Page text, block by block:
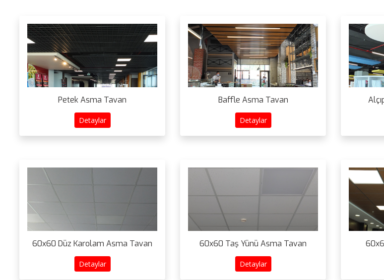
Petek Asma Tavan
Detaylar
Baffle Asma Tavan
Detaylar
60x60 Düz Karolam Asma Tavan
Detaylar
60x60 Taş Yünü Asma Tavan
Detaylar